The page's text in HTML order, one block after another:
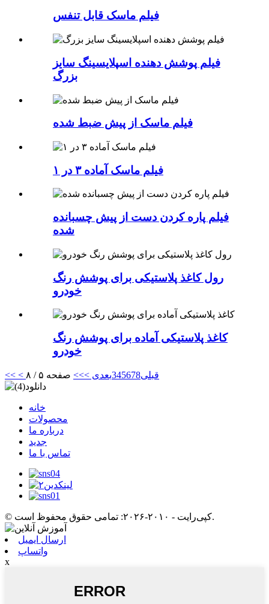
فیلم ماسک قابل تنفس
فیلم پوشش دهنده اسپلایسینگ سایز
بزرگ
فیلم ماسک از پیش ضبط شده
فیلم ماسک آماده ۳ در ۱
فیلم پاره کردن دست از پیش چسبانده
شده
رول کاغذ پلاستیکی برای پوشش رنگ
خودرو
کاغذ پلاستیکی آماده برای پوشش رنگ
خودرو
<< < قبلی 345678 بعدی >>> صفحه ۵ / ۸
خانه
محصولات
درباره ما
جدید
تماس با ما
© کپی‌رایت - ۲۰۱۰-۲۰۲۶: تمامی حقوق محفوظ است.
ارسال ایمیل
واتساپ
x